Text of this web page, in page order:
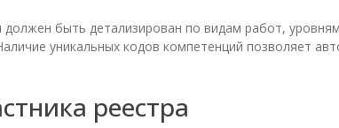
быть детализирован по видам работ,
уникальных кодов компетенций позволяет
реестра